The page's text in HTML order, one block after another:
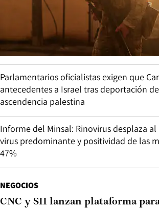
Parlamentarios oficialistas exigen que
antecedentes a Israel tras deportación
ascendencia palestina
Informe del Minsal: Rinovirus desplaza
virus predominante y positividad de las
47%
NEGOCIOS
CNC y SII lanzan plataforma